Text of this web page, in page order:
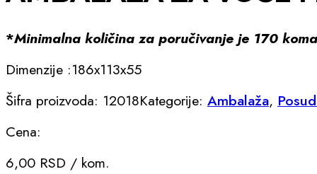
*Minimalna količina za poručivanje je 170
Dimenzije :186x113x55
Šifra proizvoda: 12018Kategorije: Ambalaža,
Cena:
6,00 RSD / kom.